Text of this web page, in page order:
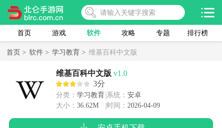
首页 游戏 软件 攻略 专题 排行榜
首页 > 软件 > 学习教育 > 维基百科中文版
维基百科中文版 v1.0
3分
分类： 学习教育 系统： 安卓
大小： 36.62M 时间： 2026-04-09